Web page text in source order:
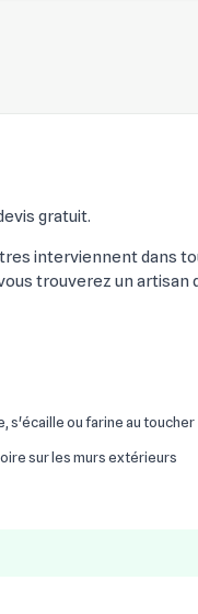
gratuit.
interviennent dans
trouverez un artisan
s'écaille ou farine au toucher
sur les murs extérieurs